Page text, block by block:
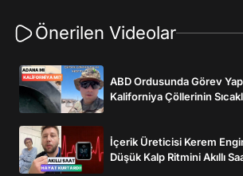
Önerilen Videolar
ABD Ordusunda Görev
Kaliforniya Çöllerinin
İçerik Üreticisi Kerem
Düşük Kalp Ritmini Akıllı